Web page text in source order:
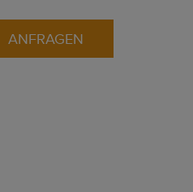
ANFRAGEN